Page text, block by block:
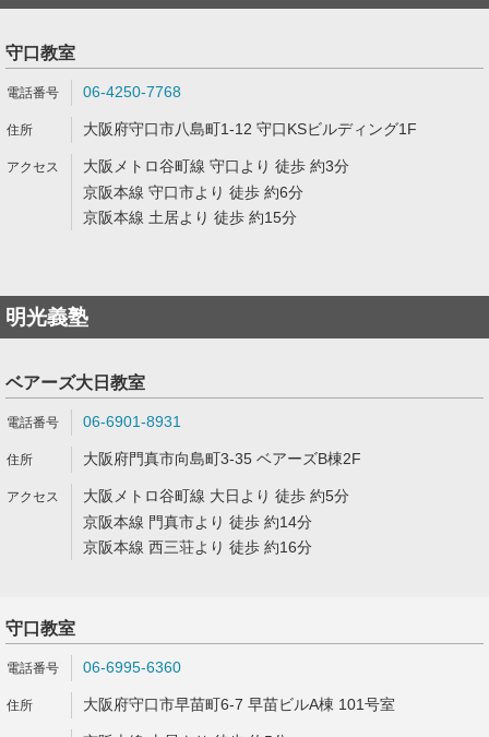
守口教室
06-4250-7768
大阪府守口市八島町1-12 守口KSビルディング1F
大阪メトロ谷町線 守口より 徒歩 約3分
京阪本線 守口市より 徒歩 約6分
京阪本線 土居より 徒歩 約15分
明光義塾
ベアーズ大日教室
06-6901-8931
大阪府門真市向島町3-35 ベアーズB棟2F
大阪メトロ谷町線 大日より 徒歩 約5分
京阪本線 門真市より 徒歩 約14分
京阪本線 西三荘より 徒歩 約16分
守口教室
06-6995-6360
大阪府守口市早苗町6-7 早苗ビルA棟 101号室